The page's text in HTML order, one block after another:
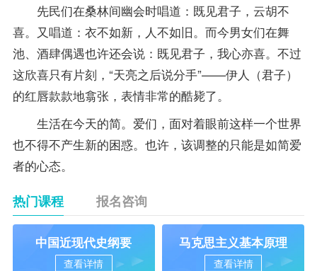
先民们在桑林间幽会时唱道：既见君子，云胡不
喜。又唱道：衣不如新，人不如旧。而今男女们在舞
池、酒肆偶遇也许还会说：既见君子，我心亦喜。不过
这欣喜只有片刻，“天亮之后说分手”——伊人（君子）
的红唇款款地翕张，表情非常的酷毙了。
生活在今天的简。爱们，面对着眼前这样一个世界
也不得不产生新的困惑。也许，该调整的只能是如简爱
者的心态。
热门课程 报名咨询
中国近现代史纲要
查看详情
马克思主义基本原理
查看详情